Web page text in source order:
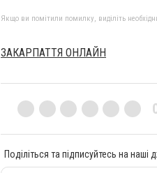
Якщо ви помітили помилку, виділіть
ЗАКАРПАТТЯ ОНЛАЙН
Поділіться та підписуйтесь на наші